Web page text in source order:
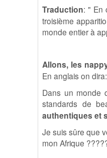
Traduction: " En
troisième
monde entier à
Allons, les
En anglais on dira:
Dans un monde
standards de
authentiques et
Je suis sûre que
mon Afrique